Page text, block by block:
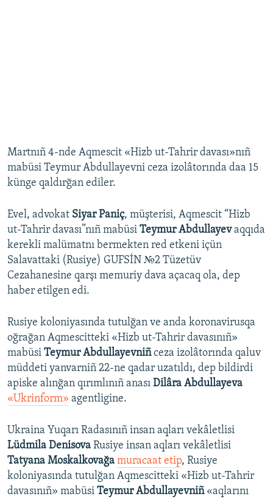
Martnıñ 4-nde Aqmescit «Hizb ut-Tahrir davası»nıñ
mabüsi Teymur Abdullayevni ceza izolâtorında daa 15
künge qaldırğan ediler.
Evel, advokat Siyar Paniç, müşterisi, Aqmescit “Hizb
ut-Tahrir davası”nıñ mabüsi Teymur Abdullayevaqqıda
kerekli malümatnı bermekten red etkeni içün
Salavattaki (Rusiye) GUFSİN №2 Tüzetüv
Cezahanesine qarşı memuriy dava açacaq ola, dep
haber etilgen edi.
Rusiye koloniyasında tutulğan ve anda koronavirusqa
oğrağan Aqmescitteki «Hizb ut-Tahrir davasınıñ»
mabüsi Teymur Abdullayevniñceza izolâtorında qaluv
müddeti yanvarniñ 22-ne qadar uzatıldı, dep bildirdi
apiske alınğan qırımlınıñ anası Dilâra Abdullayeva
«Ukrinform» agentligine.
Ukraina Yuqarı Radasınıñ insan aqları vekâletlisi
Lüdmila Denisova Rusiye insan aqları vekâletlisi
Tatyana Moskalkovağa muracaat etip, Rusiye
koloniyasında tutulğan Aqmescitteki «Hizb ut-Tahrir
davasınıñ» mabüsi Teymur Abdullayevniñ «aqlarını